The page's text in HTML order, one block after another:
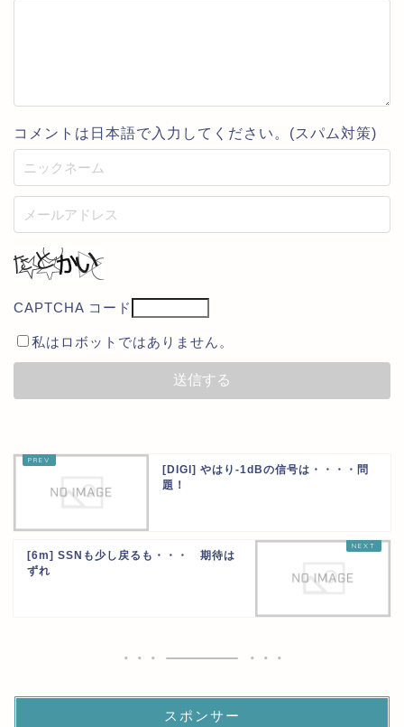
コメントは日本語で入力してください。(スパム対策)
CAPTCHA コード
私はロボットではありません。
[DIGI] やはり-1dBの信号は・・・・問
題！
[6m] SSNも少し戻るも・・・ 期待は
ずれ
スポンサー